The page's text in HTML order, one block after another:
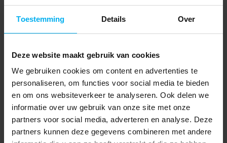
Toestemming Details Over
Deze website maakt gebruik van cookies
We gebruiken cookies om content en advertenties te
personaliseren, om functies voor social media te bieden
en om ons websiteverkeer te analyseren. Ook delen we
informatie over uw gebruik van onze site met onze
partners voor social media, adverteren en analyse. Deze
partners kunnen deze gegevens combineren met andere